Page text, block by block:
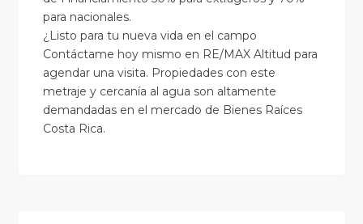
para nacionales.
¿Listo para tu nueva vida en el campo
Contáctame hoy mismo en RE/MAX Altitud para
agendar una visita. Propiedades con este
metraje y cercanía al agua son altamente
demandadas en el mercado de Bienes Raíces
Costa Rica.